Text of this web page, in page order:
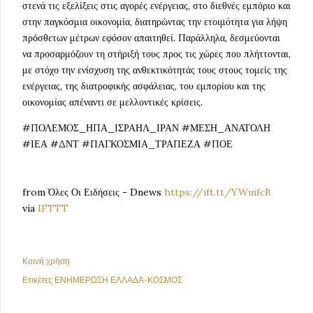
στενά τις εξελίξεις στις αγορές ενέργειας, στο διεθνές εμπόριο και
στην παγκόσμια οικονομία, διατηρώντας την ετοιμότητα για λήψη
πρόσθετων μέτρων εφόσον απαιτηθεί. Παράλληλα, δεσμεύονται
να προσαρμόζουν τη στήριξή τους προς τις χώρες που πλήττονται,
με στόχο την ενίσχυση της ανθεκτικότητάς τους στους τομείς της
ενέργειας, της διατροφικής ασφάλειας, του εμπορίου και της
οικονομίας απέναντι σε μελλοντικές κρίσεις.
#ΠΟΛΕΜΟΣ_ΗΠΑ_ΙΣΡΑΗΛ_ΙΡΑΝ #ΜΕΣΗ_ΑΝΑΤΟΛΗ
#ΙΕΑ #ΔΝΤ #ΠΑΓΚΟΣΜΙΑ_ΤΡΑΠΕΖΑ #ΠΟΕ
from Όλες Οι Ειδήσεις - Dnews https://ift.tt/YWuifcB
via IFTTT
Κοινή χρήση
Ετικέτες ΕΝΗΜΕΡΩΣΗ ΕΛΛΑΔΑ-ΚΟΣΜΟΣ